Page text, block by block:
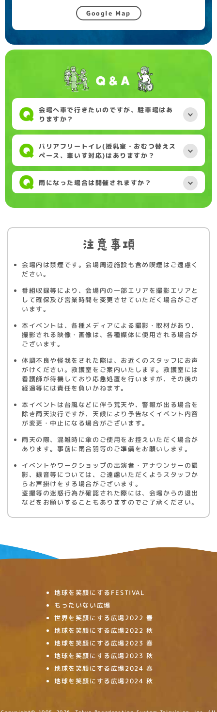
Google Map
会場へ車で行きたいのですが、駐車場はあ
りますか？
バリアフリートイレ(授乳室・おむつ替えス
ペース、車いす対応)はありますか？
雨になった場合は開催されますか？
会場内は禁煙です。会場周辺施設も含め喫煙はご遠慮く
ださい。
番組収録等により、会場内の一部エリアを撮影エリアと
して確保及び営業時間を変更させていただく場合がござ
います。
本イベントは、各種メディアによる撮影・取材があり、
撮影される映像・画像は、各種媒体に使用される場合が
ございます。
体調不良や怪我をされた際は、お近くのスタッフにお声
がけください。救護室をご案内いたします。救護室には
看護師が待機しており応急処置を行いますが、その後の
経過等には責任を負いかねます。
本イベントは台風などに伴う荒天や、警報が出る場合を
除き雨天決行ですが、天候により予告なくイベント内容
が変更・中止になる場合がございます。
雨天の際、混雑時に傘のご使用をお控えいただく場合が
あります。事前に雨合羽等のご準備をお願いします。
イベントやワークショップの出演者・アナウンサーの撮
影、録音等については、ご遠慮いただくようスタッフか
らお声掛けをする場合がございます。
盗撮等の迷惑行為が確認された際には、会場からの退出
などをお願いすることもありますのでご了承ください。
地球を笑顔にするFESTIVAL
もったいない広場
世界を笑顔にする広場2022 春
地球を笑顔にする広場2022 秋
地球を笑顔にする広場2023 春
地球を笑顔にする広場2023 秋
地球を笑顔にする広場2024 春
地球を笑顔にする広場2024 秋